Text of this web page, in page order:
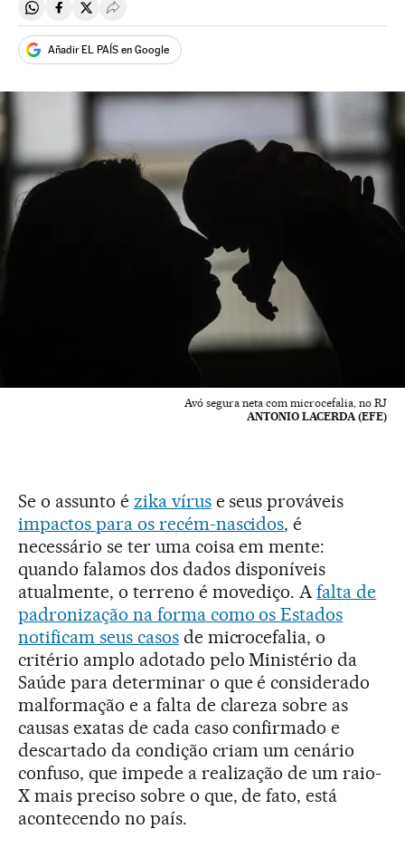
Compartir en Whatsapp
Compartir en Facebook
Compartir en Twitter
Desplegar Redes Sociales
Añadir EL PAÍS en Google
Avó segura neta com microcefalia, no RJ
ANTONIO LACERDA (EFE)
Se o assunto é zika víruse seus prováveis
impactos para os recém-nascidos, é
necessário se ter uma coisa em mente:
quando falamos dos dados disponíveis
atualmente, o terreno é movediço. Afalta de
padronização na forma como os Estados
notificam seus casosde microcefalia, o
critério amplo adotado pelo Ministério da
Saúde para determinar o que é considerado
malformação e a falta de clareza sobre as
causas exatas de cada caso confirmado e
descartado da condição criam um cenário
confuso, que impede a realização de um raio-
X mais preciso sobre o que, de fato, está
acontecendo no país.